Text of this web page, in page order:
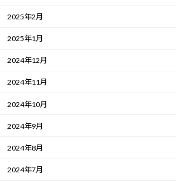
2025年2月
2025年1月
2024年12月
2024年11月
2024年10月
2024年9月
2024年8月
2024年7月